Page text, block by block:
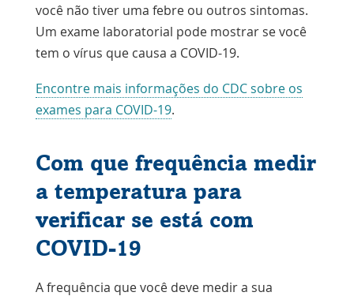
você não tiver uma febre ou outros sintomas.
Um exame laboratorial pode mostrar se você
tem o vírus que causa a COVID-19.
Encontre mais informações do CDC sobre os
exames para COVID-19Link
nova
janela
.
Com que frequência medir
a temperatura para
verificar se está com
COVID-19
A frequência que você deve medir a sua